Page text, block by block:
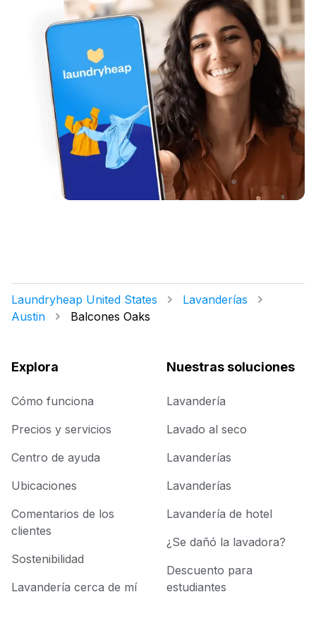
Laundryheap United States
Lavanderías
Austin
Balcones Oaks
Explora
Cómo funciona
Precios y servicios
Centro de ayuda
Ubicaciones
Comentarios de los
clientes
Sostenibilidad
Lavandería cerca de mí
Nuestras soluciones
Lavandería
Lavado al seco
Lavanderías
Lavanderías
Lavandería de hotel
¿Se dañó la lavadora?
Descuento para
estudiantes